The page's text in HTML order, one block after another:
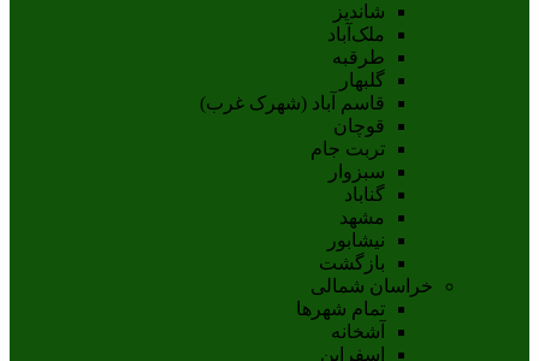
شاندیز
ملک‌آباد
طرقبه
گلبهار
قاسم آباد (شهرک غرب)
قوچان
تربت جام
سبزوار
گناباد
مشهد
نيشابور
بازگشت
خراسان شمالی
تمام شهر‌ها
آشخانه
اسفراين